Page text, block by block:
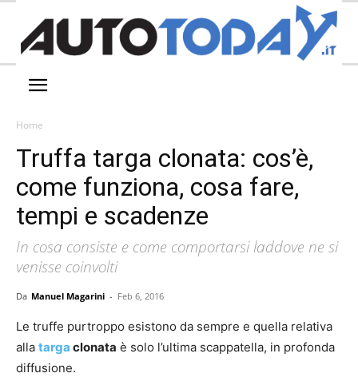
Home
Truffa targa clonata: cos’è,
come funziona, cosa fare,
tempi e scadenze
In cosa consiste e come comportarsi laddove ne si
venisse coinvolti
Da Manuel Magarini - Feb 6, 2016
Le truffe purtroppo esistono da sempre e quella relativa
alla targa clonata è solo l’ultima scappatella, in profonda
diffusione.